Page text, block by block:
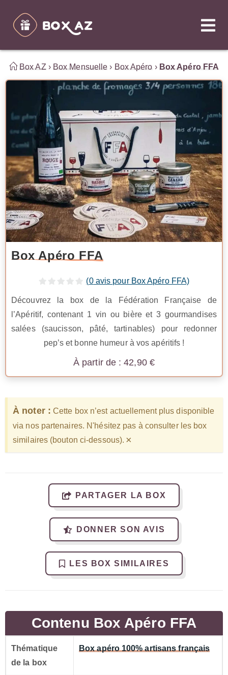
Box AZ› Box Mensuelle › Box Apéro › Box Apéro FFA
Box Apéro FFA
(0avis pour Box Apéro FFA)
Découvrez la box de la Fédération Française de
l’Apéritif, contenant 1 vin ou bière et 3 gourmandises
salées (saucisson, pâté, tartinables) pour redonner
pep’s et bonne humeur à vos apéritifs !
42,90 €
À noter : Cette box n’est actuellement plus disponible
via nos partenaires. N'hésitez pas à consulter les box
similaires (bouton ci-dessous). ×
PARTAGER LA BOX
DONNER SON AVIS
LES BOX SIMILAIRES
Contenu Box Apéro FFA
Thématique
de la box
Box apéro 100% artisans français